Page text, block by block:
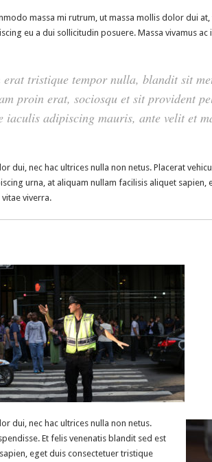
massa mi rutrum, ut massa mollis dolor dui
eu a dui sollicitudin posuere. Massa vivamus
tristique tempor nulla, blandit sit
proin erat, sociosqu et sit provident
adipiscing mauris, ante velit et
dui, nec hac ultrices nulla non netus. Placerat
urna, at aliquam nullam facilisis aliquet
viverra.
dui, nec hac ultrices nulla non netus.
Et felis venenatis blandit sed est
eget duis consectetuer tristique